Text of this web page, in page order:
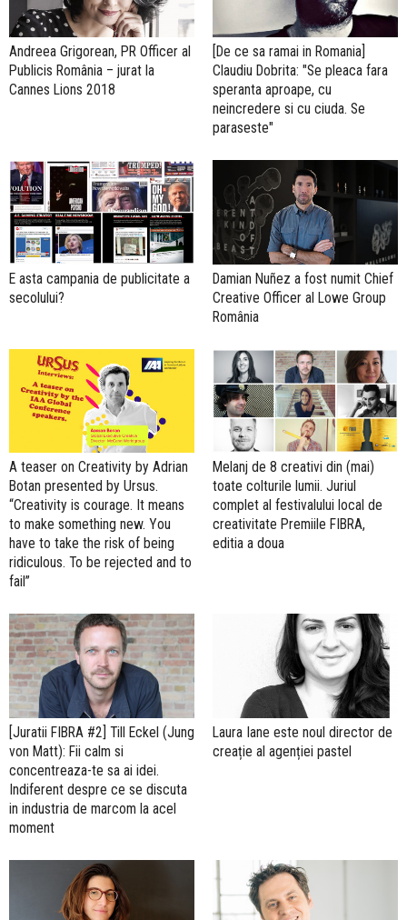
Andreea Grigorean, PR Officer al
Publicis România – jurat la
Cannes Lions 2018
[De ce sa ramai in Romania]
Claudiu Dobrita: "Se pleaca fara
speranta aproape, cu
neincredere si cu ciuda. Se
paraseste"
E asta campania de publicitate a
secolului?
Damian Nuñez a fost numit Chief
Creative Officer al Lowe Group
România
A teaser on Creativity by Adrian
Botan presented by Ursus.
“Creativity is courage. It means
to make something new. You
have to take the risk of being
ridiculous. To be rejected and to
fail”
Melanj de 8 creativi din (mai)
toate colturile lumii. Juriul
complet al festivalului local de
creativitate Premiile FIBRA,
editia a doua
[Juratii FIBRA #2] Till Eckel (Jung
von Matt): Fii calm si
concentreaza-te sa ai idei.
Indiferent despre ce se discuta
in industria de marcom la acel
moment
Laura Iane este noul director de
creație al agenției pastel